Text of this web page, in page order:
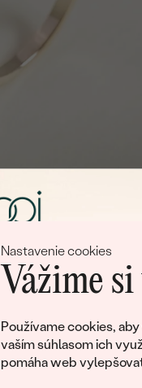
Nastavenie cookies
Vážime
Používame cookies,
vaším súhlasom ich
pomáha web